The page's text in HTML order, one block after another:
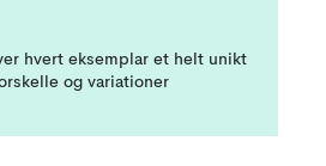
hvert eksemplar et helt unikt
og variationer